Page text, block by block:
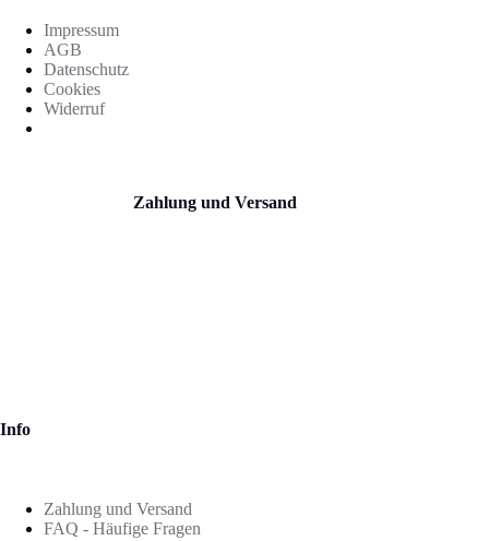
Impressum
AGB
Datenschutz
Cookies
Widerruf
Zahlung und Versand
Info
Zahlung und Versand
FAQ - Häufige Fragen